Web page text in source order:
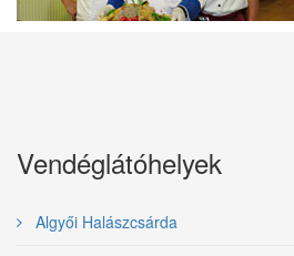
Vendéglátóhelyek
Algyői Halászcsárda